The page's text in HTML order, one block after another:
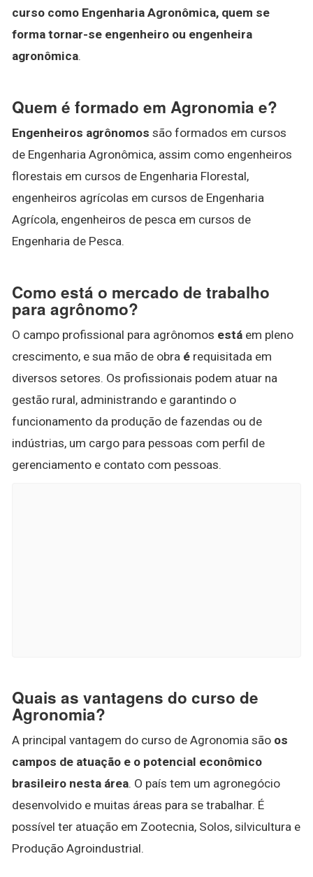
curso como Engenharia Agronômica, quem se
forma tornar-se engenheiro ou engenheira
agronômica.
Quem é formado em Agronomia e?
Engenheiros agrônomos são formados em cursos
de Engenharia Agronômica, assim como engenheiros
florestais em cursos de Engenharia Florestal,
engenheiros agrícolas em cursos de Engenharia
Agrícola, engenheiros de pesca em cursos de
Engenharia de Pesca.
Como está o mercado de trabalho
para agrônomo?
O campo profissional para agrônomos está em pleno
crescimento, e sua mão de obra é requisitada em
diversos setores. Os profissionais podem atuar na
gestão rural, administrando e garantindo o
funcionamento da produção de fazendas ou de
indústrias, um cargo para pessoas com perfil de
gerenciamento e contato com pessoas.
Quais as vantagens do curso de
Agronomia?
A principal vantagem do curso de Agronomia são os
campos de atuação e o potencial econômico
brasileiro nesta área. O país tem um agronegócio
desenvolvido e muitas áreas para se trabalhar. É
possível ter atuação em Zootecnia, Solos, silvicultura e
Produção Agroindustrial.